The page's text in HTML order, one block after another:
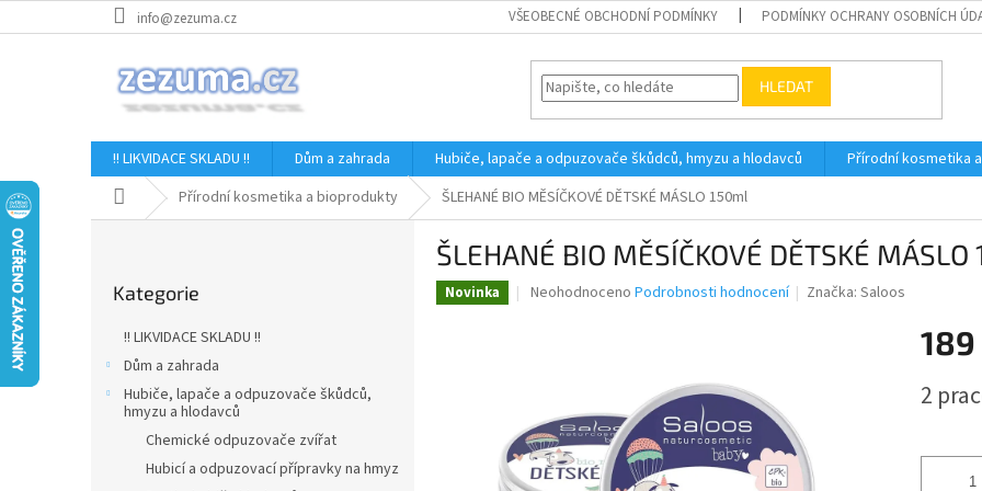
na
info@zezuma.cz VŠEOBECNÉ OBCHODNÍ PODMÍNKY PODMÍNKY OCHRANY OSOBNÍCH
HLEDAT
!! LIKVIDACE SKLADU !! Dům a zahrada Hubiče, lapače a odpuzovače škůdců, hmyzu a hlodavců Přírodní kosmetika
Domů Přírodní kosmetika a bioprodukty ŠLEHANÉ BIO MĚSÍČKOVÉ DĚTSKÉ MÁSLO 150ml
kategorie
Kategorie
!! LIKVIDACE SKLADU !!
Dům a zahrada
Hubiče, lapače a odpuzovače škůdců,
hmyzu a hlodavců
Chemické odpuzovače zvířat
Hubicí a odpuzovací přípravky na hmyz
ŠLEHANÉ BIO MĚSÍČKOVÉ DĚTSKÉ
Novinka
Průměrné
hvězdiček.
Neohodnoceno Podrobnosti hodnocení Značka:Saloos
189
cena:
2